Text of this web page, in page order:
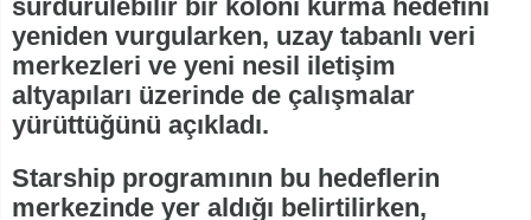
sürdürülebilir bir koloni kurma hedefini
yeniden vurgularken, uzay tabanlı veri
merkezleri ve yeni nesil iletişim
altyapıları üzerinde de çalışmalar
yürüttüğünü açıkladı.
Starship programının bu hedeflerin
merkezinde yer aldığı belirtilirken,